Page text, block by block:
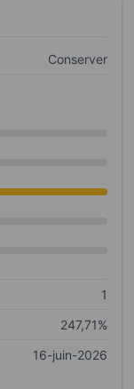
Conserver
1
247,71%
16-juin-2026